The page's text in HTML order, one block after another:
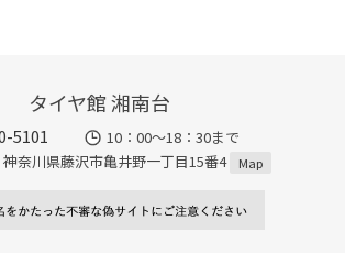
タイヤ館 湘南台
5101
10：00～18：30まで
奈川県藤沢市亀井野一丁目15番4
Map